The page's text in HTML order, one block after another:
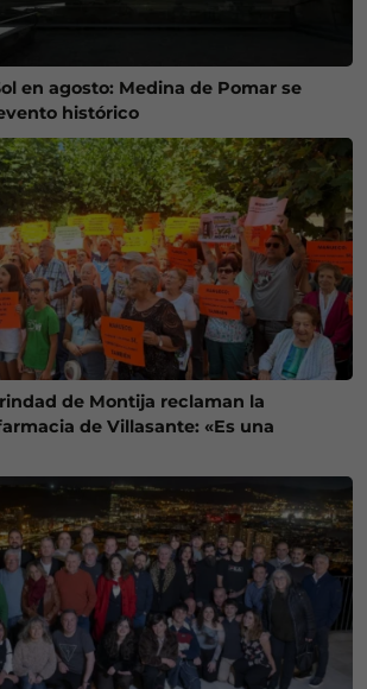
en agosto: Medina de Pomar se
histórico
de Montija reclaman la
de Villasante: «Es una